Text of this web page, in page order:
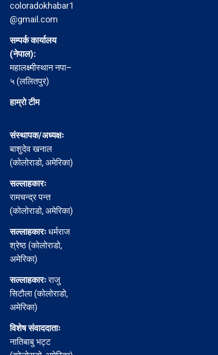
coloradokhabar1
@gmail.com
सम्पर्क कार्यालय
(नेपाल):
महालक्ष्मीस्थान नपा–
५ (ललितपुर)
हाम्रो टीम
संस्थापक/अध्यक्षः
बाशुदेव खनाल
(कोलोराडो, अमेरिका)
सल्लाहकारः
रामचन्द्र पन्त
(कोलोराडो, अमेरिका)
सल्लाहकारःधर्मराज
श्रेष्ठ (कोलोराडो,
अमेरिका)
सल्लाहकारःराजु
सिटौला (कोलोराडो,
अमेरिका)
विशेष संवाददाताः
नातिबाबु भट्ट